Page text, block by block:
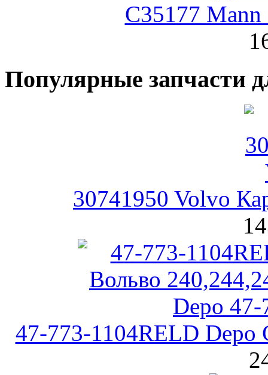
C35177
Популярные запчасти
30741950 Volvo
47-773-1104RELD Depo